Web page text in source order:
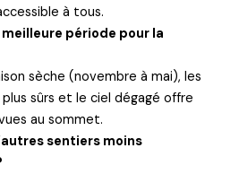
à tous.
période pour la
sèche (novembre à mai), les
sûrs et le ciel dégagé offre
au sommet.
sentiers moins